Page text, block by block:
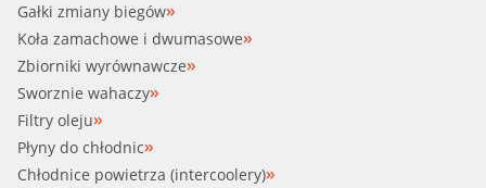
Gałki zmiany biegów
Koła zamachowe i dwumasowe
Zbiorniki wyrównawcze
Sworznie wahaczy
Filtry oleju
Płyny do chłodnic
Chłodnice powietrza (intercoolery)